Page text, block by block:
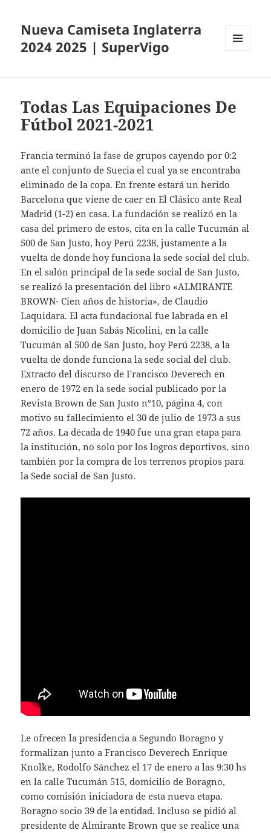
Nueva Camiseta Inglaterra
2024 2025 | SuperVigo
Todas Las Equipaciones De
Fútbol 2021-2021
Francia terminó la fase de grupos cayendo por 0:2
ante el conjunto de Suecia el cual ya se encontraba
eliminado de la copa. En frente estará un herido
Barcelona que viene de caer en El Clásico ante Real
Madrid (1-2) en casa. La fundación se realizó en la
casa del primero de estos, cita en la calle Tucumán al
500 de San Justo, hoy Perú 2238, justamente a la
vuelta de donde hoy funciona la sede social del club.
En el salón principal de la sede social de San Justo,
se realizó la presentación del libro «ALMIRANTE
BROWN- Cien años de historia», de Claudio
Laquidara. El acta fundacional fue labrada en el
domicilio de Juan Sabás Nicolini, en la calle
Tucumán al 500 de San Justo, hoy Perú 2238, a la
vuelta de donde funciona la sede social del club.
Extracto del discurso de Francisco Deverech en
enero de 1972 en la sede social publicado por la
Revista Brown de San Justo n°10, página 4, con
motivo su fallecimiento el 30 de julio de 1973 a sus
72 años. La década de 1940 fue una gran etapa para
la institución, no solo por los logros deportivos, sino
también por la compra de los terrenos propios para
la Sede social de San Justo.
Le ofrecen la presidencia a Segundo Boragno y
formalizan junto a Francisco Deverech Enrique
Knolke, Rodolfo Sánchez el 17 de enero a las 9:30 hs
en la calle Tucumán 515, domicilio de Boragno,
como comisión iniciadora de esta nueva etapa.
Boragno socio 39 de la entidad. Incluso se pidió al
presidente de Almirante Brown que se realice una